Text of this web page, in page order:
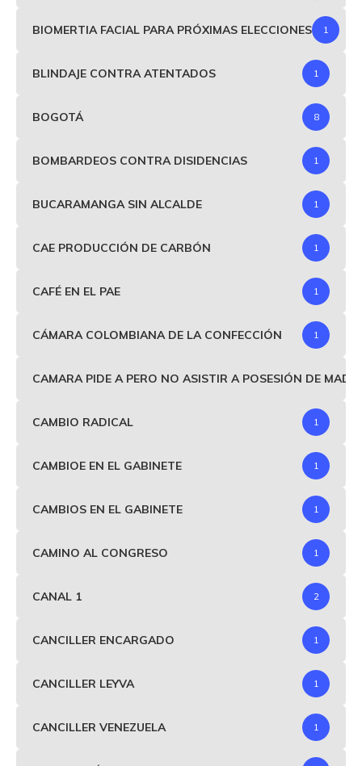
BIOMERTIA FACIAL PARA PRÓXIMAS ELECCIONES 1
BLINDAJE CONTRA ATENTADOS 1
BOGOTÁ 8
BOMBARDEOS CONTRA DISIDENCIAS 1
BUCARAMANGA SIN ALCALDE 1
CAE PRODUCCIÓN DE CARBÓN 1
CAFÉ EN EL PAE 1
CÁMARA COLOMBIANA DE LA CONFECCIÓN 1
CAMARA PIDE A PERO NO ASISTIR A POSESIÓN DE
CAMBIO RADICAL 1
CAMBIOE EN EL GABINETE 1
CAMBIOS EN EL GABINETE 1
CAMINO AL CONGRESO 1
CANAL 1 2
CANCILLER ENCARGADO 1
CANCILLER LEYVA 1
CANCILLER VENEZUELA 1